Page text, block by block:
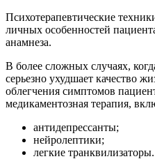
Психотерапевтические
личных особенностей
анамнеза.
В более сложных случаях,
серьезно ухудшает качество
облегчения симптомов
медикаментозная терапия,
антидепрессанты;
нейролептики;
легкие транквилизаторы.